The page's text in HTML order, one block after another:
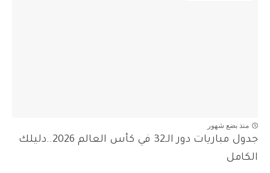
منذ بضع شهور
جدول مباريات دور الـ32 في كأس العالم 2026..دليلك
الكامل